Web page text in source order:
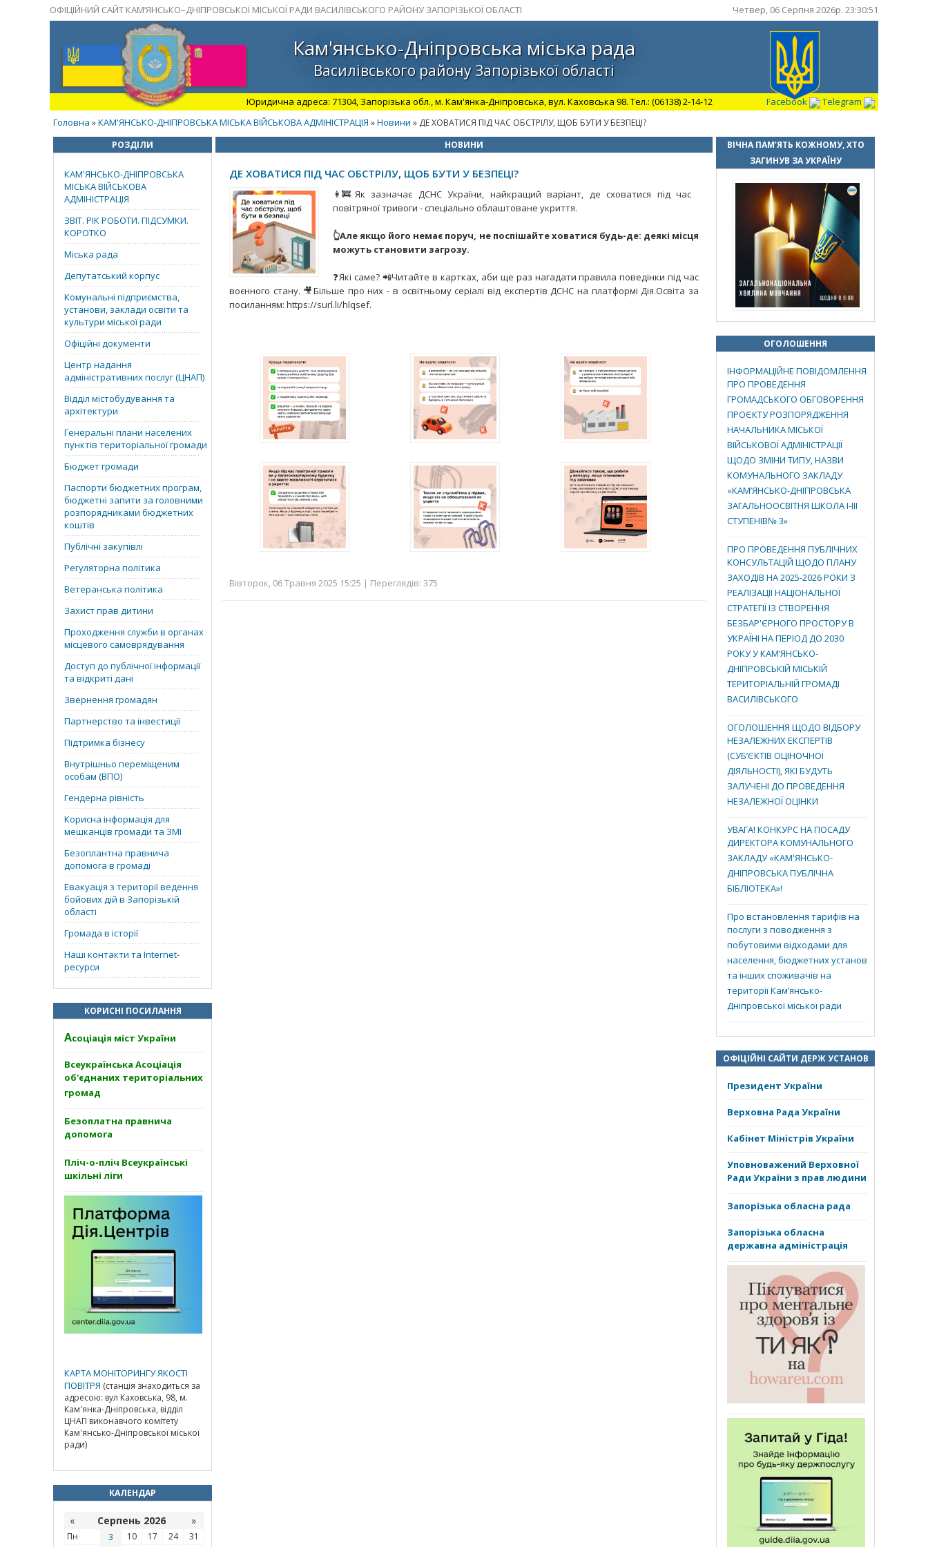
ОФІЦІЙНИЙ САЙТ КАМ’ЯНСЬКО–ДНІПРОВСЬКОЇ МІСЬКОЇ РАДИ ВАСИЛІВСЬКОГО РАЙОНУ ЗАПОРІЗЬКОЇ ОБЛАСТІ Четвер, 06 Серпня 2026р. 23:30:52
Кам'янсько-Дніпровська міська рада
Василівського району Запорізької області
Юридична адреса: 71304, Запорізька обл., м. Кам'янка-Дніпровська, вул. Каховська 98. Тел.: (06138) 2-14-12 Facebook
Telegram
Головна »КАМ'ЯНСЬКО-ДНІПРОВСЬКА МІСЬКА ВІЙСЬКОВА АДМІНІСТРАЦІЯ »Новини » ДЕ ХОВАТИСЯ ПІД ЧАС ОБСТРІЛУ, ЩОБ БУТИ У БЕЗПЕЦІ?
РОЗДІЛИ
КАМ'ЯНСЬКО-ДНІПРОВСЬКА
МІСЬКА ВІЙСЬКОВА
АДМІНІСТРАЦІЯ
ЗВІТ. РІК РОБОТИ. ПІДСУМКИ.
КОРОТКО
Міська рада
Депутатський корпус
Комунальні підприємства,
установи, заклади освіти та
культури міської ради
Офіційні документи
Центр надання
адміністративних послуг (ЦНАП)
Відділ містобудування та
архітектури
Генеральні плани населених
пунктів територіальної громади
Бюджет громади
Паспорти бюджетних програм,
бюджетні запити за головними
розпорядниками бюджетних
коштів
Публічні закупівлі
Регуляторна політика
Ветеранська політика
Захист прав дитини
Проходження служби в органах
місцевого самоврядування
Доступ до публічної інформації
та відкриті дані
Звернення громадян
Партнерство та інвестиції
Підтримка бізнесу
Внутрішньо переміщеним
особам (ВПО)
Гендерна рівність
Корисна інформація для
мешканців громади та ЗМІ
Безоплантна правнича
допомога в громаді
Евакуація з території ведення
бойових дій в Запорізькій
області
Громада в історії
Наші контакти та Internet-
ресурси
КОРИСНІ ПОСИЛАННЯ
Асоціація міст України
Всеукраїнська Асоціація
об'єднаних територіальних
громад
Безоплатна правнича
допомога
Пліч-о-пліч Всеукраїнські
шкільні ліги
КАРТА МОНІТОРИНГУ ЯКОСТІ
ПОВІТРЯ (станція знаходиться за
адресою: вул Каховська, 98, м.
Кам'янка-Дніпровська, відділ
ЦНАП виконавчого комітету
Кам'янсько-Дніпровської міської
ради)
КАЛЕНДАР
« Серпень 2026 »
Пн 3 10 17 24
31
НОВИНИ
ДЕ ХОВАТИСЯ ПІД ЧАС ОБСТРІЛУ, ЩОБ БУТИ У БЕЗПЕЦІ?
👩‍🚒Як зазначає ДСНС України, найкращий варіант, де сховатися під час
повітряної тривоги - спеціально облаштоване укриття.
👆Але якщо його немає поруч, не поспішайте ховатися будь-де: деякі місця
можуть становити загрозу.
❓Які саме? 📲Читайте в картках, аби ще раз нагадати правила поведінки під час
воєнного стану. 🎥Більше про них - в освітньому серіалі від експертів ДСНС на платформі Дія.Освіта за
посиланням: https://surl.li/hlqsef.
Вівторок, 06 Травня 2025 15:25 | Переглядів: 375
ВІЧНА ПАМ’ЯТЬ КОЖНОМУ, ХТО
ЗАГИНУВ ЗА УКРАЇНУ
ОГОЛОШЕННЯ
ІНФОРМАЦІЙНЕ ПОВІДОМЛЕННЯ
ПРО ПРОВЕДЕННЯ
ГРОМАДСЬКОГО ОБГОВОРЕННЯ
ПРОЄКТУ РОЗПОРЯДЖЕННЯ
НАЧАЛЬНИКА МІСЬКОЇ
ВІЙСЬКОВОЇ АДМІНІСТРАЦІЇ
ЩОДО ЗМІНИ ТИПУ, НАЗВИ
КОМУНАЛЬНОГО ЗАКЛАДУ
«КАМ’ЯНСЬКО-ДНІПРОВСЬКА
ЗАГАЛЬНООСВІТНЯ ШКОЛА І-ІІІ
СТУПЕНІВ№ 3»
ПРО ПРОВЕДЕННЯ ПУБЛІЧНИХ
КОНСУЛЬТАЦІЙ ЩОДО ПЛАНУ
ЗАХОДІВ НА 2025-2026 РОКИ З
РЕАЛІЗАЦІЇ НАЦІОНАЛЬНОЇ
СТРАТЕГІЇ ІЗ СТВОРЕННЯ
БЕЗБАР'ЄРНОГО ПРОСТОРУ В
УКРАЇНІ НА ПЕРІОД ДО 2030
РОКУ У КАМ’ЯНСЬКО-
ДНІПРОВСЬКІЙ МІСЬКІЙ
ТЕРИТОРІАЛЬНІЙ ГРОМАДІ
ВАСИЛІВСЬКОГО
ОГОЛОШЕННЯ ЩОДО ВІДБОРУ
НЕЗАЛЕЖНИХ ЕКСПЕРТІВ
(СУБ’ЄКТІВ ОЦІНОЧНОЇ
ДІЯЛЬНОСТІ), ЯКІ БУДУТЬ
ЗАЛУЧЕНІ ДО ПРОВЕДЕННЯ
НЕЗАЛЕЖНОЇ ОЦІНКИ
УВАГА! КОНКУРС НА ПОСАДУ
ДИРЕКТОРА КОМУНАЛЬНОГО
ЗАКЛАДУ «КАМ'ЯНСЬКО-
ДНІПРОВСЬКА ПУБЛІЧНА
БІБЛІОТЕКА»!
Про встановлення тарифів на
послуги з поводження з
побутовими відходами для
населення, бюджетних установ
та інших споживачів на
території Кам’янсько-
Дніпровської міської ради
ОФІЦІЙНІ САЙТИ ДЕРЖ УСТАНОВ
Президент України
Верховна Рада України
Кабінет Міністрів України
Уповноважений Верховної
Ради України з прав людини
Запорізька обласна рада
Запорізька обласна
державна адміністрація